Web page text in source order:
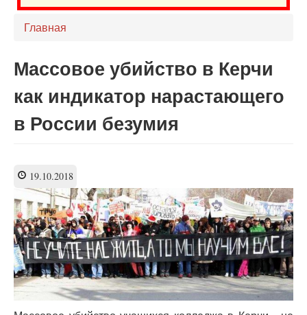
Главная
Массовое убийство в Керчи
как индикатор нарастающего
в России безумия
19.10.2018